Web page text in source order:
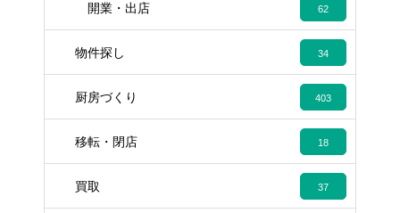
開業・出店 62
物件探し 34
厨房づくり 403
移転・閉店 18
買取 37